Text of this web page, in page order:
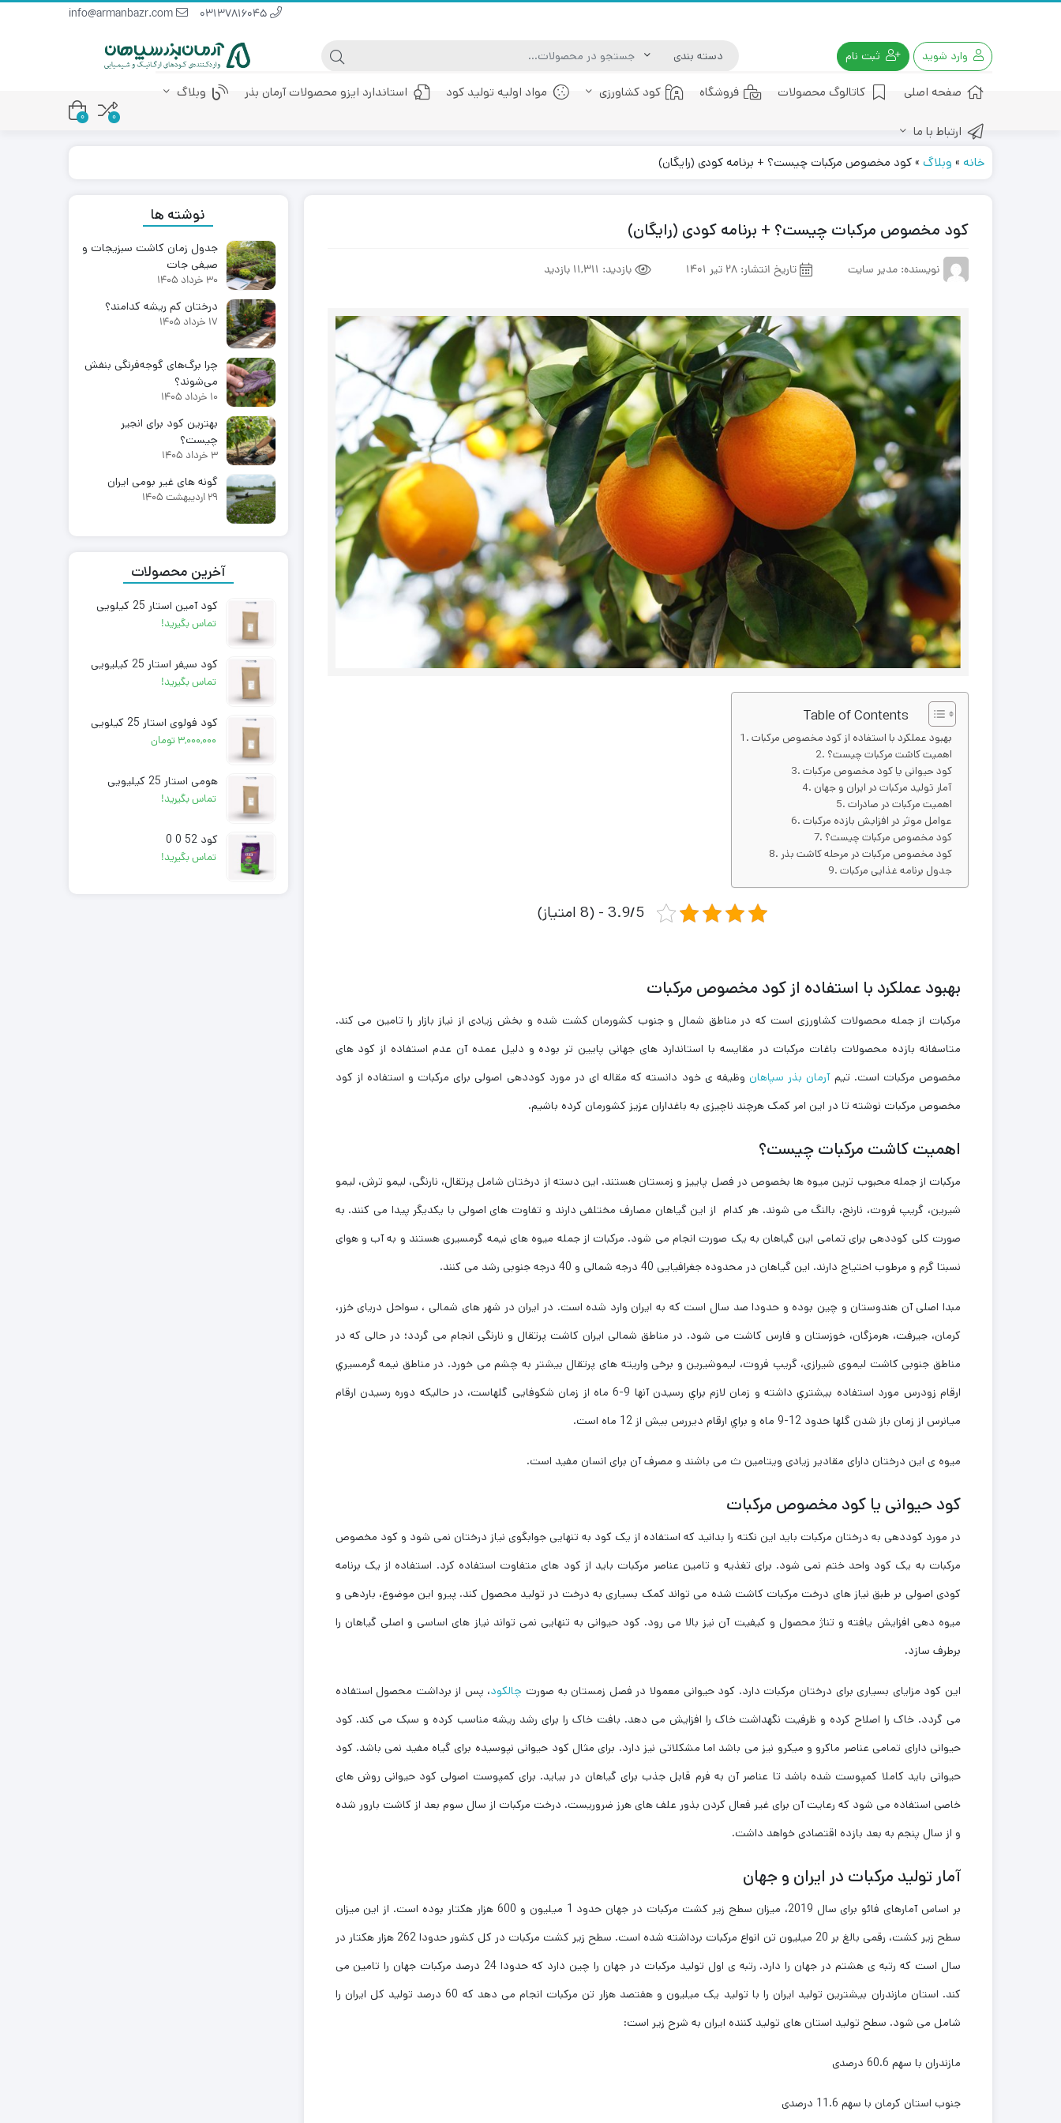
وارد شوید ثبت نام
صفحه اصلی کاتالوگ محصولات فروشگاه کود کشاورزی مواد اولیه تولید کود استاندارد ایزو محصولات آرمان بذر وبلاگ
ارتباط با ما
0
0
خانه » وبلاگ »کود مخصوص مرکبات چیست؟ + برنامه کودی (رایگان)
کود مخصوص مرکبات چیست؟ + برنامه کودی (رایگان)
نویسنده: مدیر سایت تاریخ انتشار: 28 تیر 1401 بازدید: 11,311 بازدید
Table of Contents
بهبود عملکرد با استفاده از کود مخصوص مرکبات
اهمیت کاشت مرکبات چیست؟
کود حیوانی یا کود مخصوص مرکبات
آمار تولید مرکبات در ایران و جهان
اهمیت مرکبات در صادرات
عوامل موثر در افزایش بازده مرکبات
کود مخصوص مرکبات چیست؟
کود مخصوص مرکبات در مرحله کاشت بذر
جدول برنامه غذایی مرکبات
3.9/5 - (8 امتیاز)
بهبود عملکرد با استفاده از کود مخصوص مرکبات
مرکبات از جمله محصولات کشاورزی است که در مناطق شمال و جنوب کشورمان کشت شده و بخش زیادی از نیاز بازار را تامین می کند.
متاسفانه بازده محصولات باغات مرکبات در مقایسه با استاندارد های جهانی پایین تر بوده و دلیل عمده آن عدم استفاده از کود های
مخصوص مرکبات است. تیمآرمان بذر سپاهان وظیفه ی خود دانسته که مقاله ای در مورد کوددهی اصولی برای مرکبات و استفاده از کود
مخصوص مرکبات نوشته تا در این امر کمک هرچند ناچیزی به باغداران عزیز کشورمان کرده باشیم.
اهمیت کاشت مرکبات چیست؟
مرکبات از جمله محبوب ترین میوه ها بخصوص در فصل پاییز و زمستان هستند. این دسته از درختان شامل پرتقال، نارنگی، لیمو ترش، لیمو
شیرین، گریپ فروت، نارنج، بالنگ می شوند. هر کدام از این گیاهان مصارف مختلفی دارند و تفاوت های اصولی با یکدیگر پیدا می کنند. به
صورت کلی کوددهی برای تمامی این گیاهان به یک صورت انجام می شود. مرکبات از جمله میوه های نیمه گرمسیری هستند و به آب و هوای
نسبتا گرم و مرطوب احتیاج دارند. این گیاهان در محدوده جغرافیایی 40 درجه شمالی و 40 درجه جنوبی رشد می کنند.
مبدا اصلی آن هندوستان و چین بوده و حدودا صد سال است که به ایران وارد شده است. در ایران در شهر های شمالی ، سواحل دریای خزر،
کرمان، جیرفت، هرمزگان، خوزستان و فارس کاشت می شود. در مناطق شمالی ایران کاشت پرتقال و نارنگی انجام می گردد؛ در حالی که در
مناطق جنوبی کاشت لیموی شیرازی، گریپ فروت، لیموشیرین و برخی واریته های پرتقال بیشتر به چشم می خورد. در مناطق نیمه گرمسیري
ارقام زودرس مورد استفاده بیشتري داشته و زمان لازم براي رسیدن آنها 9-6 ماه از زمان شکوفایی گلهاست، در حالیکه دوره رسیدن ارقام
میانرس از زمان باز شدن گلها حدود 12-9 ماه و براي ارقام دیررس بیش از 12 ماه است.
میوه ی این درختان دارای مقادیر زیادی ویتامین ث می باشند و مصرف آن برای انسان مفید است.
کود حیوانی یا کود مخصوص مرکبات
در مورد کوددهی به درختان مرکبات باید این نکته را بدانید که استفاده از یک کود به تنهایی جوابگوی نیاز درختان نمی شود و کود مخصوص
مرکبات به یک کود واحد ختم نمی شود. برای تغذیه و تامین عناصر مرکبات باید از کود های متفاوت استفاده کرد. استفاده از یک برنامه
کودی اصولی بر طبق نیاز های درخت مرکبات کاشت شده می تواند کمک بسیاری به درخت در تولید محصول کند. پیرو این موضوع، باردهی و
میوه دهی افزایش یافته و تناژ محصول و کیفیت آن نیز بالا می رود. کود حیوانی به تنهایی نمی تواند نیاز های اساسی و اصلی گیاهان را
برطرف سازد.
این کود مزایای بسیاری برای درختان مرکبات دارد. کود حیوانی معمولا در فصل زمستان به صورت چالکود، پس از برداشت محصول استفاده
می گردد. خاک را اصلاح کرده و ظرفیت نگهداشت خاک را افزایش می دهد. بافت خاک را برای رشد ریشه مناسب کرده و سبک می کند. کود
حیوانی دارای تمامی عناصر ماکرو و میکرو نیز می باشد اما مشکلاتی نیز دارد. برای مثال کود حیوانی نپوسیده برای گیاه مفید نمی باشد. کود
حیوانی باید کاملا کمپوست شده باشد تا عناصر آن به فرم قابل جذب برای گیاهان در بیاید. برای کمپوست اصولی کود حیوانی روش های
خاصی استفاده می شود که رعایت آن برای غیر فعال کردن بذور علف های هرز ضروریست. درخت مرکبات از سال سوم بعد از کاشت بارور شده
و از سال پنجم به بعد بازده اقتصادی خواهد داشت.
آمار تولید مرکبات در ایران و جهان
بر اساس آمارهای فائو برای سال 2019، میزان سطح زیر کشت مرکبات در جهان حدود 1 میلیون و 600 هزار هکتار بوده است. از این میزان
سطح زیر کشت، رقمی بالغ بر 20 میلیون تن انواع مرکبات برداشته شده است. سطح زیر کشت مرکبات در کل کشور حدودا 262 هزار هکتار در
سال است که رتبه ی هشتم در جهان را دارد. رتبه ی اول تولید مرکبات در جهان را چین دارد که حدودا 24 درصد مرکبات جهان را تامین می
کند. استان مازندران بیشترین تولید ایران را با تولید یک میلیون و هفتصد هزار تن مرکبات انجام می دهد که 60 درصد تولید کل ایران را
شامل می شود. سطح تولید استان های تولید کننده ایران به شرح زیر است:
مازندران با سهم 60.6 درصدی
جنوب استان کرمان با سهم 11.6 درصدی
نوشته ها
جدول زمان کاشت سبزیجات و
صیفی جات
30 خرداد 1405
درختان کم ریشه کدامند؟
17 خرداد 1405
چرا برگ‌های گوجه‌فرنگی بنفش
می‌شوند؟
10 خرداد 1405
بهترین کود برای انجیر
چیست؟
3 خرداد 1405
گونه های غیر بومی ایران
29 اردیبهشت 1405
آخرین محصولات
کود آمین استار 25 کیلویی
تماس بگیرید!
کود سیفر استار 25 کیلیویی
تماس بگیرید!
کود فولوی استار 25 کیلویی
۳,۰۰۰,۰۰۰ تومان
هومی استار 25 کیلیویی
تماس بگیرید!
کود 52 0 0
تماس بگیرید!